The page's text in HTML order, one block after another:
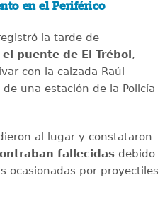
en el Periférico
la tarde de
el puente de El Trébol,
con la calzada Raúl
una estación de la Policía
al lugar y constataron
fallecidasdebido
ocasionadas por proyectiles